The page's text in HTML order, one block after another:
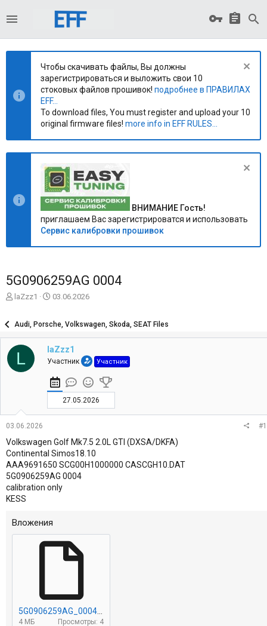
Чтобы скачивать файлы, Вы должны
зарегистрироваться и выложить свои 10
стоковых файлов прошивок! подробнее в ПРАВИЛАХ
EFF...
To download files, You must register and upload your 10
original firmware files! more info in EFF RULES...
ВНИМАНИЕ Гость!
приглашаем Вас зарегистрироватся и использовать
Сервис калибровки прошивок
5G0906259AG 0004
А
о
р
т
м
laZzz1
Д
а
н
а
ч
л
а
03.06.2026
Audi, Porsche, Volkswagen, Skoda, SEAT Files
L laZzz1
Участник Участник
27.05.2026
03.06.2026 #1
Volkswagen Golf Mk7.5 2.0L GTI (DXSA/DKFA)
Continental Simos18.10
AAA9691650 SCG00H1000000 CASCGH10.DAT
5G0906259AG 0004
calibration only
KESS
Вложения
4 МБ Просмотры: 4